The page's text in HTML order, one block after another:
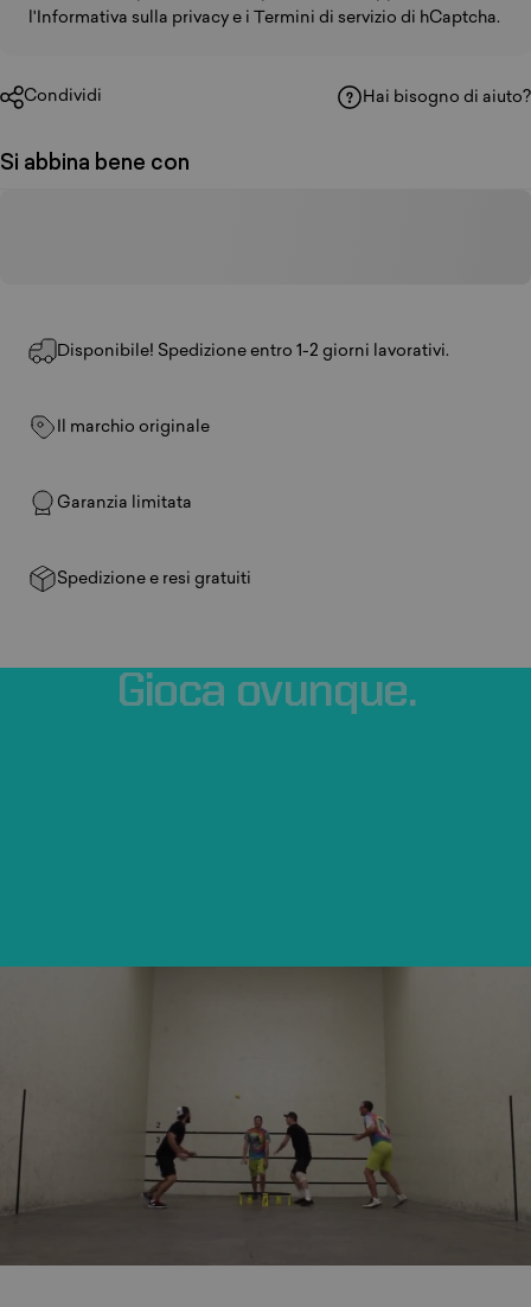
l'Informativa sulla privacy e i Termini di servizio di hCaptcha.
Condividi Hai bisogno di aiuto?
Si abbina bene con
Disponibile! Spedizione entro 1-2 giorni lavorativi.
Il marchio originale
Garanzia limitata
Spedizione e resi gratuiti
Gioca ovunque.